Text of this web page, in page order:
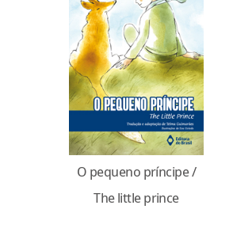
O pequeno príncipe /
The little prince